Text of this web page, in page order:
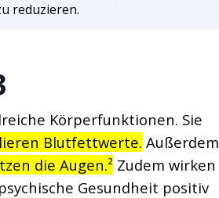
reduzieren.
Körperfunktionen. Sie
Blutfettwerte. Außerdem
die Augen.² Zudem wirken
Gesundheit positiv